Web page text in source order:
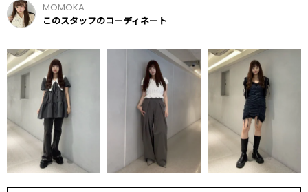
MOMOKA
このスタッフのコーディネート